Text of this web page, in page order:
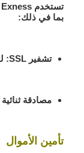
بما في ذلك:
تشفير SSL :
مصادقة ثنائية
تأمين الأموال